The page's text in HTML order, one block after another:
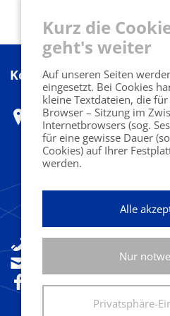
Kontakt
Marketing Club
Herr Ferdinand
c/o Designoffice
Fritz-König-Str. 38
+49(0)160 92533841
Folgen Sie uns!
Kurz die
geht's weiter
Auf unseren Seiten
eingesetzt. Bei Cookies
kleine Textdateien, die
Browser – Sitzung im
Internetbrowsers (sog.
für eine gewisse Dauer
Cookies) auf Ihrer
werden.
Alle
Nur
Privatsphäre-